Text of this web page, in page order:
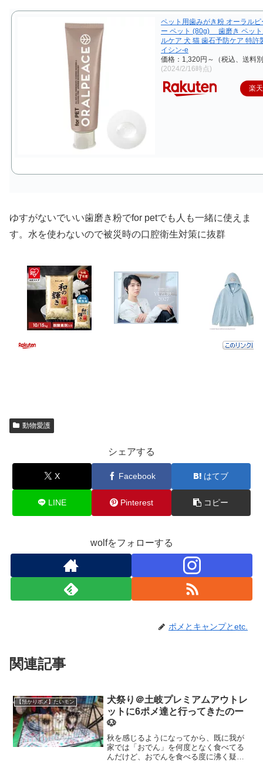
ペット用歯みがき粉 オーラルピ
ー ペット (80g) 歯磨き ペット
ルケア 犬 猫 歯石予防ケア 特許
イシン-e
価格：1,320円～（税込、送料
(2024/2/16時点)
楽
ゆすがないでいい歯磨き粉でfor petでも人も一緒に使えま
す。水を使わないので被災時の口腔衛生対策に抜群
動物愛護
シェアする
X Facebook はてブ
LINE Pinterest コピー
wolfをフォローする
ポメとキャンプとetc.
関連記事
【預かりポメ】たいモン
犬祭り＠土岐プレミアムアウトレ
ットに6ポメ達と行ってきたのー
🐶
秋を感じるようになってから、既に我が
家では「おでん」を何度となく食べてる
んだけど、おでんを食べる度に沸く疑